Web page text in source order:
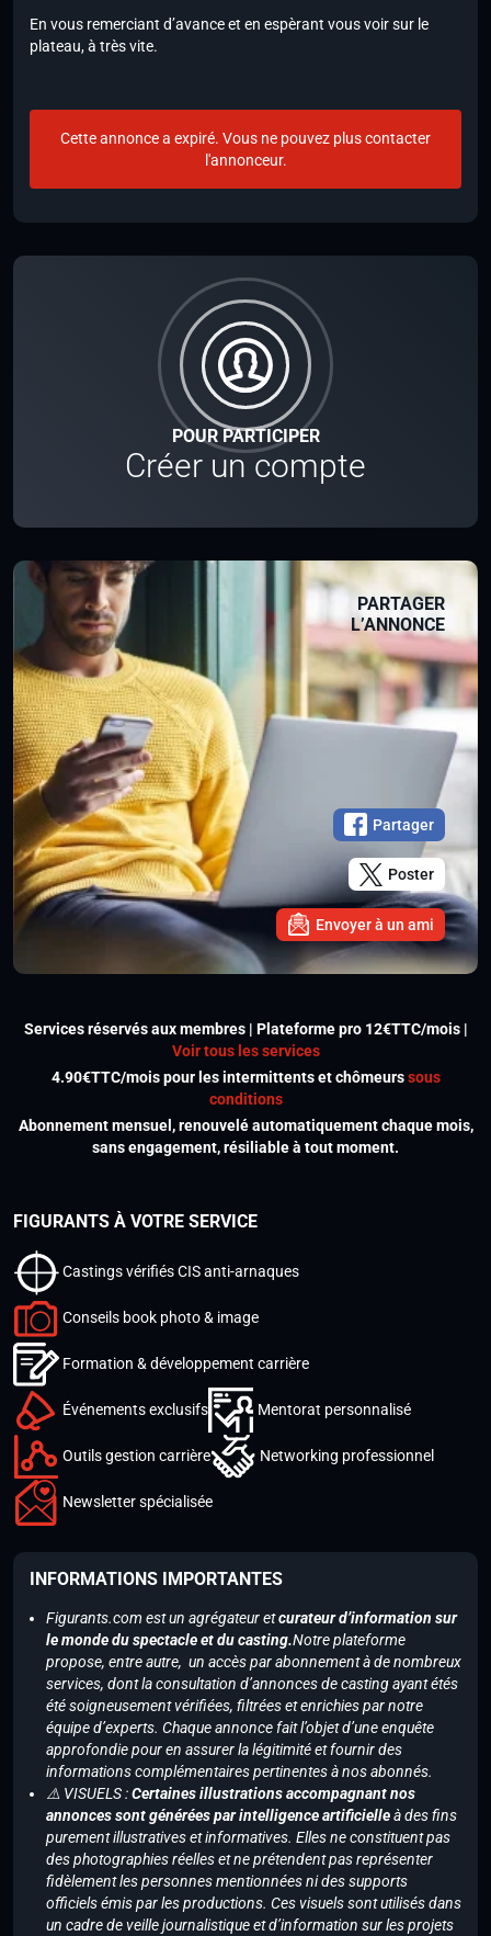
POUR PARTICIPER
Créer un compte
PARTAGER
L’ANNONCE
Partager
Poster
Envoyer à un ami
En vous remerciant d’avance et en espèrant vous voir sur le
plateau, à très vite.
Cette annonce a expiré. Vous ne pouvez plus contacter
l'annonceur.
Services réservés aux membres | Plateforme pro 12€TTC/mois |
Voir tous les services
4.90€TTC/mois pour les intermittents et chômeurssous
conditions
Abonnement mensuel, renouvelé automatiquement chaque mois,
sans engagement, résiliable à tout moment.
FIGURANTS À VOTRE SERVICE
Castings vérifiés CIS anti-arnaques
Conseils book photo & image
Formation & développement carrière
Événements exclusifs Mentorat personnalisé
Outils gestion carrière Networking professionnel
Newsletter spécialisée
INFORMATIONS IMPORTANTES
Figurants.com est un agrégateur etcurateur d’information sur
le monde du spectacle et du casting.Notre plateforme
propose, entre autre, un accès par abonnement à de nombreux
services, dont la consultation d’annonces de casting ayant étés
été soigneusement vérifiées, filtrées et enrichies par notre
équipe d’experts. Chaque annonce fait l’objet d’une enquête
approfondie pour en assurer la légitimité et fournir des
informations complémentaires pertinentes à nos abonnés.
⚠️ VISUELS :Certaines illustrations accompagnant nos
annonces sont générées par intelligence artificielleà des fins
purement illustratives et informatives. Elles ne constituent pas
des photographies réelles et ne prétendent pas représenter
fidèlement les personnes mentionnées ni des supports
officiels émis par les productions. Ces visuels sont utilisés dans
un cadre de veille journalistique et d’information sur les projets